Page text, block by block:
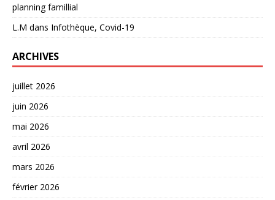
planning famillial
L.M dans Infothèque, Covid-19
ARCHIVES
juillet 2026
juin 2026
mai 2026
avril 2026
mars 2026
février 2026